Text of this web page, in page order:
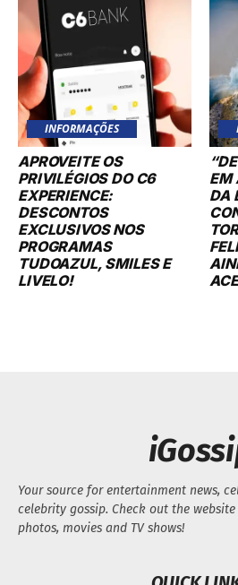
INFORMAÇÕES
APROVEITE OS
PRIVILÉGIOS DO C6
EXPERIENCE:
DESCONTOS
EXCLUSIVOS NOS
PROGRAMAS
TUDOAZUL, SMILES E
LIVELO!
EM
DA
Your source for entertainment news,
celebrity gossip. Check out the
photos, movies and TV shows!